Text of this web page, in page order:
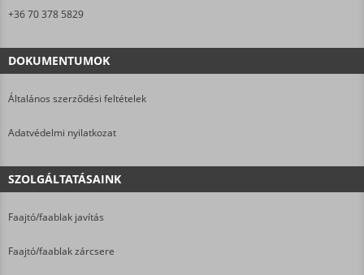
+36 70 378 5829
DOKUMENTUMOK
Általános szerződési feltételek
Adatvédelmi nyilatkozat
SZOLGÁLTATÁSAINK
Faajtó/faablak javítás
Faajtó/faablak zárcsere